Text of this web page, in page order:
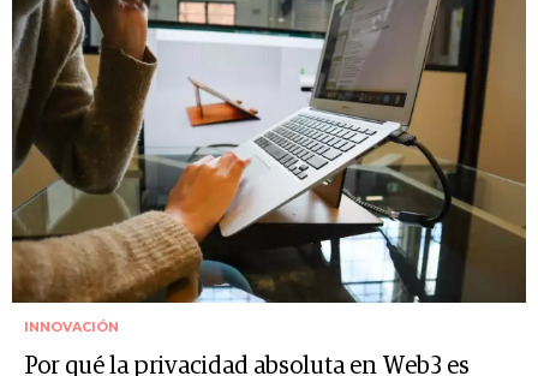
INNOVACIÓN
Por qué la privacidad absoluta en Web3 es